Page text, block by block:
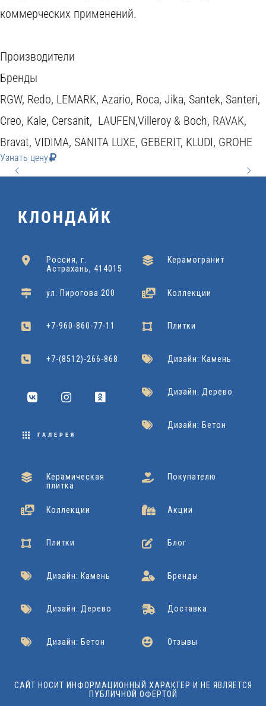
коммерческих применений.
Производители
Бренды
RGW, Redo, LEMARK, Azario, Roca, Jika, Santek, Santeri,
Сreo, Kale, Cersanit, LAUFEN,Villeroy & Boch, RAVAK,
Bravat, VIDIMA, SANITA LUXE, GEBERIT, KLUDI, GROHE
Узнать цену
КЛОНДАЙК
Россия, г.
Астрахань, 414015
ул. Пирогова 200
+7-960-860-77-11
+7-(8512)-266-868
ГАЛЕРЕЯ
Керамогранит
Коллекции
Плитки
Дизайн: Камень
Дизайн: Дерево
Дизайн: Бетон
Керамическая
плитка
Коллекции
Плитки
Дизайн: Камень
Дизайн: Дерево
Дизайн: Бетон
Покупателю
Акции
Блог
Бренды
Доставка
Отзывы
САЙТ НОСИТ ИНФОРМАЦИОННЫЙ ХАРАКТЕР И НЕ ЯВЛЯЕТСЯ
ПУБЛИЧНОЙ ОФЕРТОЙ